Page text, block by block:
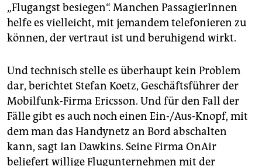
„Flugangst besiegen“. Manchen PassagierInnen
helfe es vielleicht, mit jemandem telefonieren zu
können, der vertraut ist und beruhigend wirkt.
Und technisch stelle es überhaupt kein Problem
dar, berichtet Stefan Koetz, Geschäftsführer der
Mobilfunk-Firma Ericsson. Und für den Fall der
Fälle gibt es auch noch einen Ein-/Aus-Knopf, mit
dem man das Handynetz an Bord abschalten
kann, sagt Ian Dawkins. Seine Firma OnAir
beliefert willige Flugunternehmen mit der